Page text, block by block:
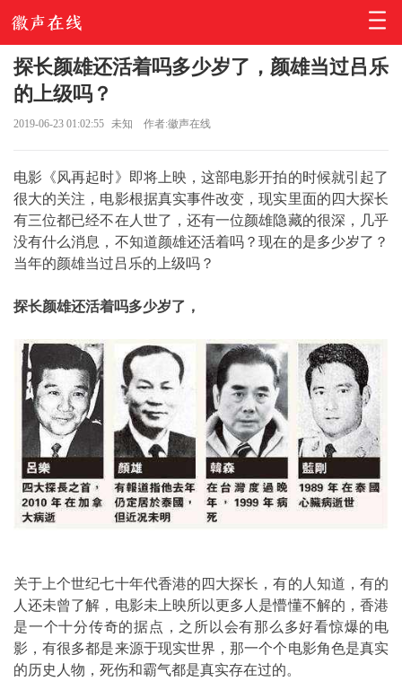
探长颜雄还活着吗多少岁了，颜雄当过吕乐
的上级吗？
2019-06-23 01:02:55 未知 作者:徽声在线
电影《风再起时》即将上映，这部电影开拍的时候就引起了
很大的关注，电影根据真实事件改变，现实里面的四大探长
有三位都已经不在人世了，还有一位颜雄隐藏的很深，几乎
没有什么消息，不知道颜雄还活着吗？现在的是多少岁了？
当年的颜雄当过吕乐的上级吗？
探长颜雄还活着吗多少岁了，
关于上个世纪七十年代香港的四大探长，有的人知道，有的
人还未曾了解，电影未上映所以更多人是懵懂不解的，香港
是一个十分传奇的据点，之所以会有那么多好看惊爆的电
影，有很多都是来源于现实世界，那一个个电影角色是真实
的历史人物，死伤和霸气都是真实存在过的。 ​